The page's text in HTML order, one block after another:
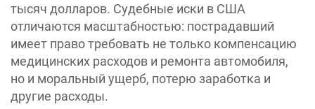
тысяч долларов. Судебные иски в США
отличаются масштабностью: пострадавший
имеет право требовать не только компенсацию
медицинских расходов и ремонта автомобиля,
но и моральный ущерб, потерю заработка и
другие расходы.